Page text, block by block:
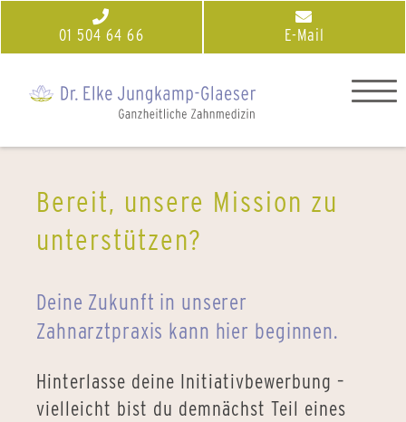
01 504 64 66 E-Mail
Bereit, unsere Mission zu
unterstützen?
Deine Zukunft in unserer
Zahnarztpraxis kann hier beginnen.
Hinterlasse deine Initiativbewerbung –
vielleicht bist du demnächst Teil eines